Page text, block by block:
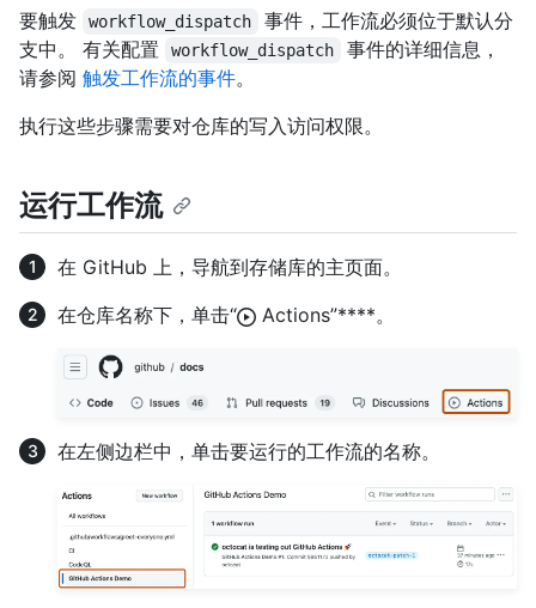
要触发
workflow_dispatch
事件，工作流必须位于默认分
支中。 有关配置
workflow_dispatch
事件的详细信息，
请参阅 触发工作流的事件。
执行这些步骤需要对仓库的写入访问权限。
运行工作流
在 GitHub 上，导航到存储库的主页面。
在仓库名称下，单击“
Actions”****。
在左侧边栏中，单击要运行的工作流的名称。